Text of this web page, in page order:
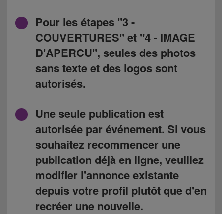
Pour les étapes "3 -
COUVERTURES" et "4 - IMAGE
D'APERCU", seules des photos
sans texte et des logos sont
autorisés.
Une seule publication est
autorisée par événement. Si vous
souhaitez recommencer une
publication déjà en ligne, veuillez
modifier l'annonce existante
depuis votre profil plutôt que d'en
recréer une nouvelle.